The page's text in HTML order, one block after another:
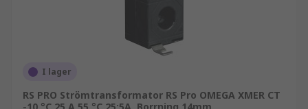
I lager
RS PRO Strömtransformator RS Pro OMEGA XMER CT